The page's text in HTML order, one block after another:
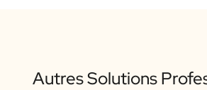
Autres Solutions